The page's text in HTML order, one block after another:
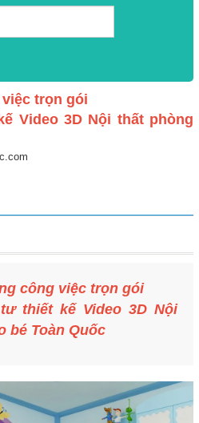
trọn gói
Video 3D Nội thất phòng
công việc trọn gói
thiết kế Video 3D Nội
bé Toàn Quốc